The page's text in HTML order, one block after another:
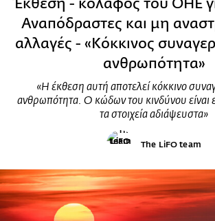
Έκθεση - κόλαφος του ΟΗΕ
Αναπόδραστες και μη
αλλαγές - «Κόκκινος
ανθρωπότητα»
«Η έκθεση αυτή αποτελεί κόκκινο
ανθρωπότητα. Ο κώδων του κινδύνου είναι
τα στοιχεία αδιάψευστα»
The LiFO team